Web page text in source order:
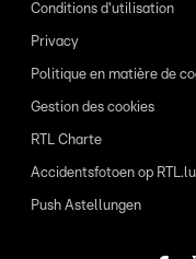
Conditions d'utilisation
Privacy
Politique en matière de
Gestion des cookies
RTL Charte
Accidentsfotoen op RTL.lu
Push Astellungen